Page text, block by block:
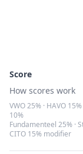
Score
How scores work
VWO 25% · HAVO
10%
Fundamenteel 25% ·
CITO 15% modifier